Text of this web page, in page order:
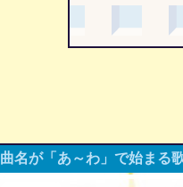
曲名が「あ～わ」で始まる